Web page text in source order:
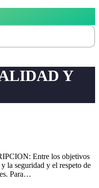
Y
Entre los objetivos
la seguridad y el respeto de
Para…